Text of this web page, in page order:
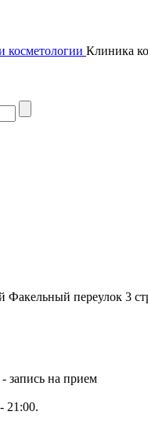
Клиника
Факельный переулок 3
21:00.